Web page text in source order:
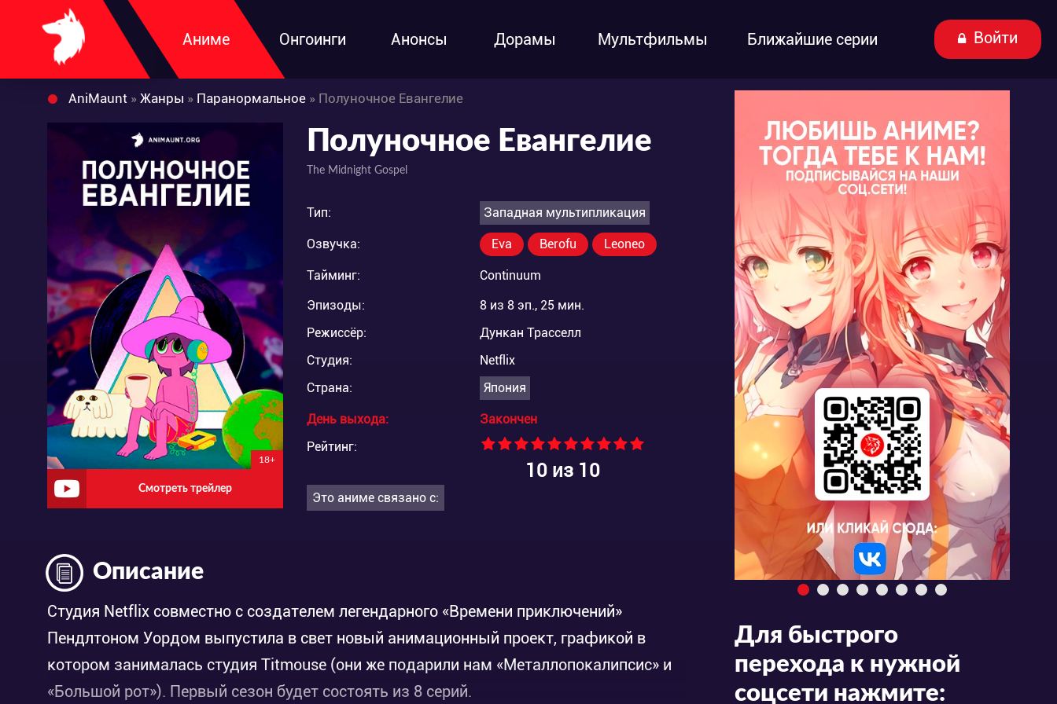
Аниме Онгоинги Анонсы Дорамы Мультфильмы Ближайшие серии Войти
AniMaunt » Жанры » Паранормальное » Полуночное Евангелие
18+
Смотреть трейлер
Полуночное Евангелие
The Midnight Gospel
Тип: Западная мультипликация
Озвучка: Eva Berofu Leoneo
Тайминг:
Continuum
Эпизоды:
8 из 8 эп., 25 мин.
Режиссёр:
Дункан Трасселл
Студия:
Netflix
Страна:
Япония
День выхода:
Закончен
Рейтинг:
10из 10
Это аниме связано с:
Описание
Студия Netflix совместно с создателем легендарного «Времени приключений»
Пендлтоном Уордом выпустила в свет новый анимационный проект, графикой в
котором занималась студия Titmouse (они же подарили нам «Металлопокалипсис» и
«Большой рот»). Первый сезон будет состоять из 8 серий.
Для быстрого
перехода к нужной
соцсети нажмите: